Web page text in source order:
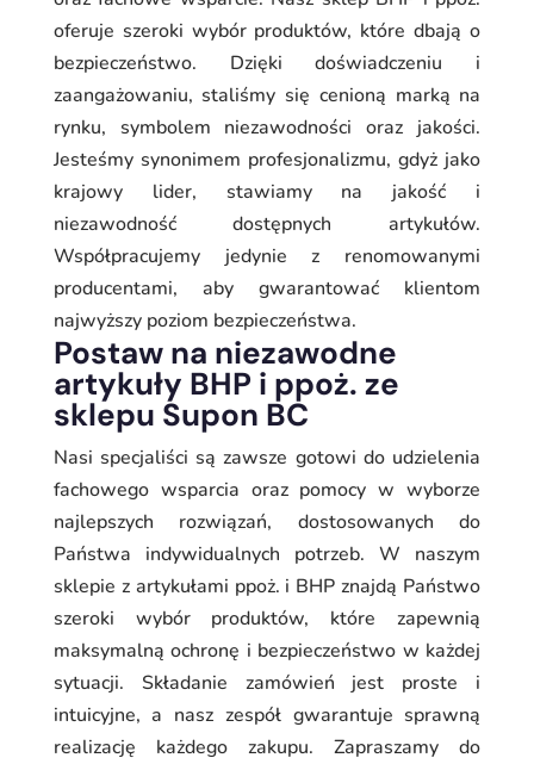
oferuje szeroki wybór produktów, które dbają o
bezpieczeństwo. Dzięki doświadczeniu i
zaangażowaniu, staliśmy się cenioną marką na
rynku, symbolem niezawodności oraz jakości.
Jesteśmy synonimem profesjonalizmu, gdyż jako
krajowy lider, stawiamy na jakość i
niezawodność dostępnych artykułów.
Współpracujemy jedynie z renomowanymi
producentami, aby gwarantować klientom
najwyższy poziom bezpieczeństwa.
Postaw na niezawodne
artykuły BHP i ppoż. ze
sklepu Supon BC
Nasi specjaliści są zawsze gotowi do udzielenia
fachowego wsparcia oraz pomocy w wyborze
najlepszych rozwiązań, dostosowanych do
Państwa indywidualnych potrzeb. W naszym
sklepie z artykułami ppoż. i BHP znajdą Państwo
szeroki wybór produktów, które zapewnią
maksymalną ochronę i bezpieczeństwo w każdej
sytuacji. Składanie zamówień jest proste i
intuicyjne, a nasz zespół gwarantuje sprawną
realizację każdego zakupu. Zapraszamy do